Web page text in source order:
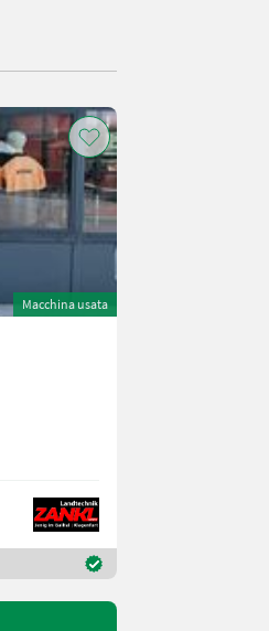
Macchina usata